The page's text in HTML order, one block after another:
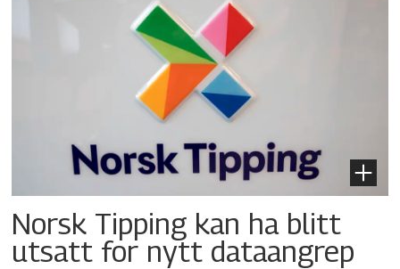
Norsk Tipping kan ha blitt
utsatt for nytt dataangrep